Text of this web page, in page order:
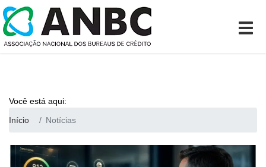
Você está aqui:
Início
Notícias